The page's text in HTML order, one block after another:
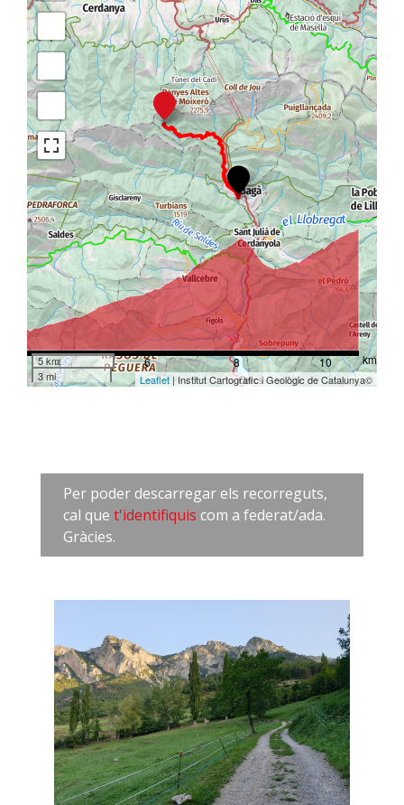
4 6 8 10 km
5 km
3 mi
Leaflet| Institut Cartogràfic i Geològic de Catalunya©
Per poder descarregar els recorreguts,
cal que t'identifiquis com a federat/ada.
Gràcies.